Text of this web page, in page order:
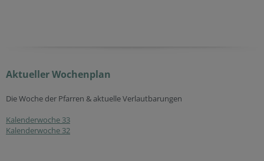
Aktueller Wochenplan
Die Woche der Pfarren & aktuelle Verlautbarungen
Kalenderwoche 33
Kalenderwoche 32